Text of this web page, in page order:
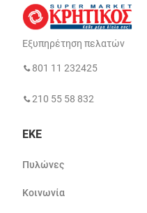
Εξυπηρέτηση πελατών
801 11 232425
210 55 58 832
ΕΚΕ
Πυλώνες
Κοινωνία